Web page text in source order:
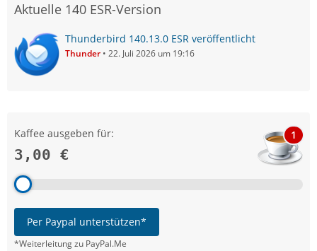
Aktuelle 140 ESR-Version
Thunderbird 140.13.0 ESR veröffentlicht
Thunder 22. Juli 2026 um 19:16
Kaffee ausgeben für:
3,00 €
1
Per Paypal unterstützen*
*Weiterleitung zu PayPal.Me